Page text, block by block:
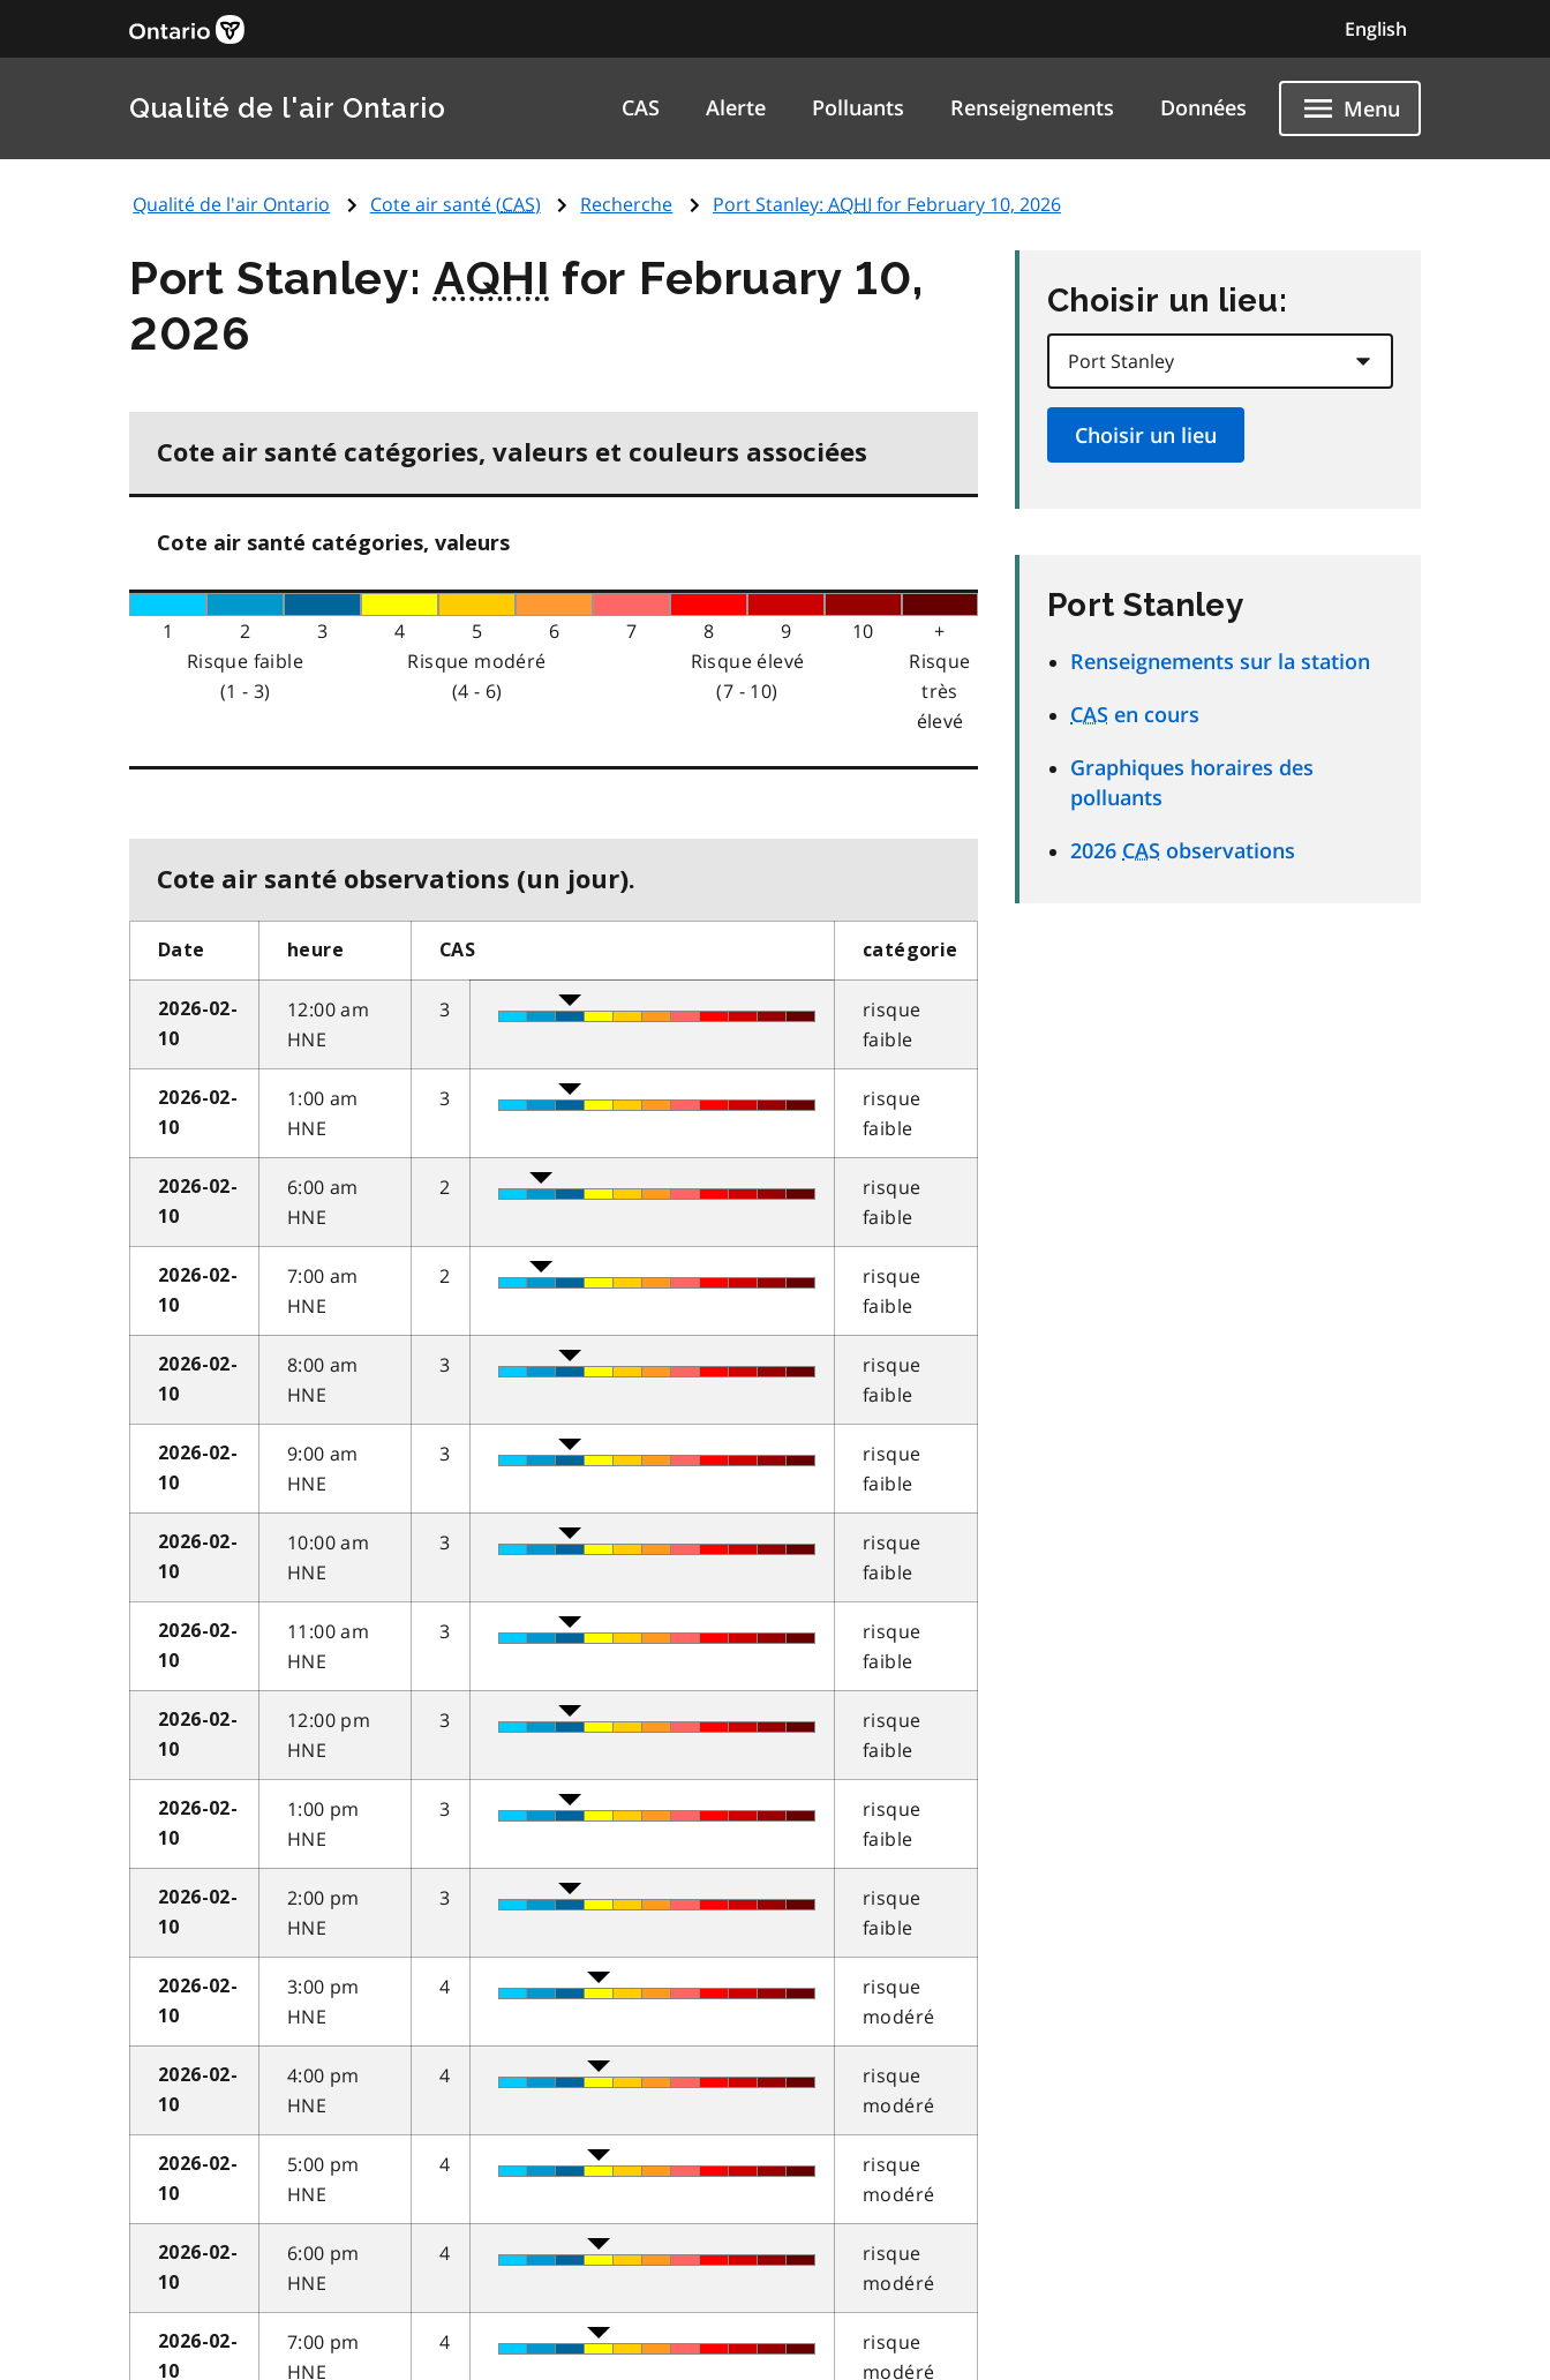
English
Qualité de l'air Ontario CAS Alerte Polluants Renseignements Données Menu
Qualité de l'air Ontario Cote air santé (CAS) Recherche Port Stanley: AQHI for February 10, 2026
Port Stanley: AQHI for February 10,
2026
Cote air santé catégories, valeurs et couleurs associées
Cote air santé catégories, valeurs
1 2 3 4 5 6 7 8 9 10
+
Risque faible
(1 - 3)
Risque modéré
(4 - 6)
Risque élevé
(7 - 10)
Risque
très
élevé
Cote air santé observations (un jour).
Date heure CAS catégorie
2026-02-
10
12:00 am
HNE
3
risque
faible
2026-02-
10
1:00 am
HNE
3
risque
faible
2026-02-
10
6:00 am
HNE
2
risque
faible
2026-02-
10
7:00 am
HNE
2
risque
faible
2026-02-
10
8:00 am
HNE
3
risque
faible
2026-02-
10
9:00 am
HNE
3
risque
faible
2026-02-
10
10:00 am
HNE
3
risque
faible
2026-02-
10
11:00 am
HNE
3
risque
faible
2026-02-
10
12:00 pm
HNE
3
risque
faible
2026-02-
10
1:00 pm
HNE
3
risque
faible
2026-02-
10
2:00 pm
HNE
3
risque
faible
2026-02-
10
3:00 pm
HNE
4
risque
modéré
2026-02-
10
4:00 pm
HNE
4
risque
modéré
2026-02-
10
5:00 pm
HNE
4
risque
modéré
2026-02-
10
6:00 pm
HNE
4
risque
modéré
2026-02-
10
7:00 pm
HNE
4
risque
modéré
Choisir un lieu:
Port Stanley
Renseignements sur la station
CAS en cours
Graphiques horaires des
polluants
2026 CAS observations